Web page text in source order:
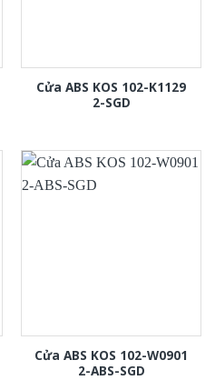
Cửa ABS KOS 102-K1129
2-SGD
Cửa ABS KOS 102-W0901
2-ABS-SGD